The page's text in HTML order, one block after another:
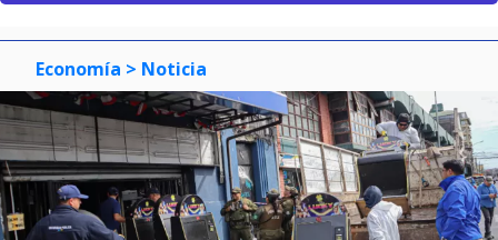
Economía > Noticia